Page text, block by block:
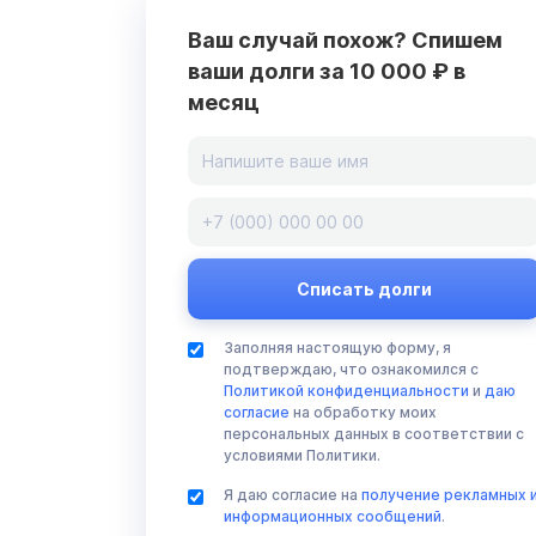
Ваш случай похож? Спишем
ваши долги за 10 000 ₽ в
месяц
Заполняя настоящую форму, я
подтверждаю, что ознакомился с
Политикой конфиденциальности и даю
согласие на обработку моих
персональных данных в соответствии с
условиями Политики.
Я даю согласие на получение рекламных
информационных сообщений.